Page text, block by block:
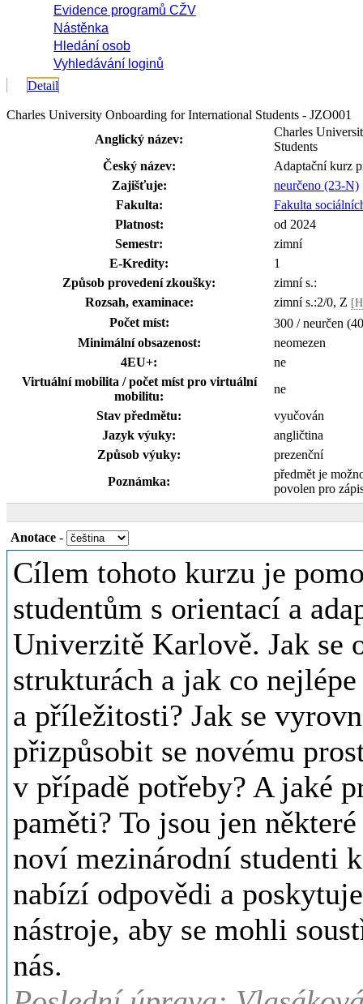
Evidence programů CŽV
Nástěnka
Hledání osob
Vyhledávání loginů
Detail
Charles University Onboarding for International Students - JZO001
Anglický název:
Charles
Students
Český název:
Adaptační kurz
Zajišťuje:
neurčeno (23-N)
Fakulta:
Fakulta
Platnost:
od 2024
Semestr:
zimní
E-Kredity:
1
Způsob provedení zkoušky:
zimní s.:
Rozsah, examinace:
zimní s.:2/0, Z
Počet míst:
300 / neurčen
Minimální obsazenost:
neomezen
4EU+:
ne
Virtuální mobilita / počet míst pro virtuální
mobilitu:
ne
Stav předmětu:
vyučován
Jazyk výuky:
angličtina
Způsob výuky:
prezenční
Poznámka:
předmět je
povolen pro
Anotace -
Cílem tohoto kurzu je
studentům s orientací a
Univerzitě Karlově. Jak se
strukturách a jak co
a příležitosti? Jak se
přizpůsobit se novému
v případě potřeby? A jaké
paměti? To jsou jen
noví mezinárodní studenti
nabízí odpovědi a
nástroje, aby se mohli
nás.